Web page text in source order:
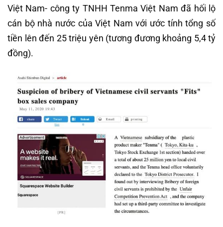
Việt Nam- công ty TNHH Tenma Việt Nam đã hối lộ
cán bộ nhà nước của Việt Nam với ước tính tổng số
tiền lên đến 25 triệu yên (tương đương khoảng 5,4 tỷ
đồng).